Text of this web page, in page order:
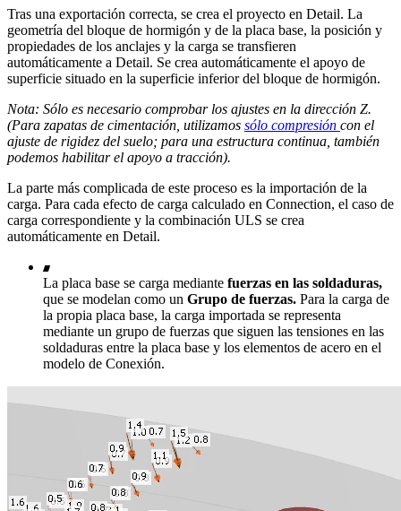
Tras una exportación correcta, se crea el proyecto en Detail. La
geometría del bloque de hormigón y de la placa base, la posición y
propiedades de los anclajes y la carga se transfieren
automáticamente a Detail. Se crea automáticamente el apoyo de
superficie situado en la superficie inferior del bloque de hormigón.
Nota: Sólo es necesario comprobar los ajustes en la dirección Z.
(Para zapatas de cimentación, utilizamos sólo compresión con el
ajuste de rigidez del suelo; para una estructura continua, también
podemos habilitar el apoyo a tracción).
La parte más complicada de este proceso es la importación de la
carga. Para cada efecto de carga calculado en Connection, el caso de
carga correspondiente y la combinación ULS se crea
automáticamente en Detail.
La placa base se carga mediante fuerzas en las soldaduras,
que se modelan como un Grupo de fuerzas. Para la carga de
la propia placa base, la carga importada se representa
mediante un grupo de fuerzas que siguen las tensiones en las
soldaduras entre la placa base y los elementos de acero en el
modelo de Conexión.